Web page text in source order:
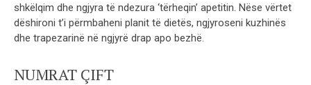
shkëlqim dhe ngjyra të ndezura ‘tërheqin’ apetitin. Nëse vërtet
dëshironi t’i përmbaheni planit të dietës, ngjyroseni kuzhinës
dhe trapezarinë në ngjyrë drap apo bezhë.
NUMRAT ÇIFT